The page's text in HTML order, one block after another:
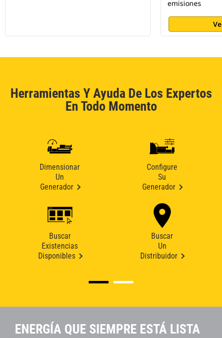
emisiones
Herramientas Y Ayuda De Los Expertos
En Todo Momento
Dimensionar
Un
Generador
Configure
Su
Generador
Buscar
Existencias
Disponibles
Buscar
Un
Distribuidor
ENERGÍA QUE SIEMPRE ESTÁ LISTA